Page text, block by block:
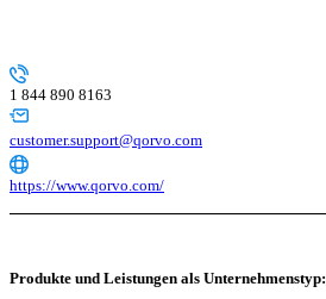
1 844 890 8163
customer.support@qorvo.com
https://www.qorvo.com/
Produkte und Leistungen als Unternehmenstyp: